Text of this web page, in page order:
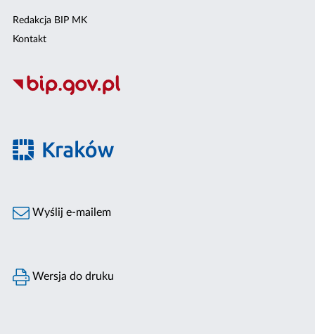
Redakcja BIP MK
Kontakt
Wyślij e-mailem
Wersja do druku